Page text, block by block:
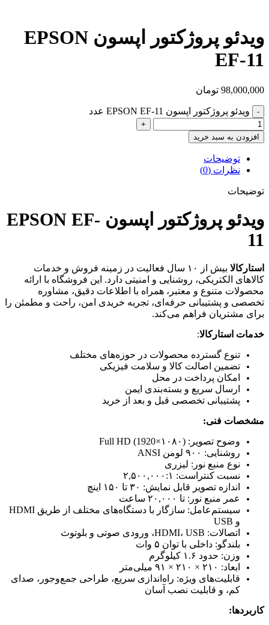
ویدئو پروژکتور اپسون EPSON
EF-11
98,000,000 تومان
ویدئو پروژکتور اپسون EPSON EF-11 عدد
افزودن به سبد خرید
توضیحات
نظرات (0)
توضیحات
ویدئو پروژکتور اپسون EPSON EF-
11
استارکالا
بیش از ۱۰ سال فعالیت در زمینه فروش و خدمات
کالاهای الکتریکی، روشنایی و امنیتی دارد. این فروشگاه با ارائه
محصولات متنوع و معتبر، همراه با اطلاعات دقیق، مشاوره
تخصصی و پشتیبانی حرفه‌ای، تجربه خریدی امن، راحت و مطمئن را
برای مشتریان فراهم می‌کند.
خدمات استارکالا:
تنوع گسترده محصولات در حوزه‌های مختلف
تضمین اصالت کالا و سلامت فیزیکی
امکان پرداخت در محل
ارسال سریع و بسته‌بندی ایمن
پشتیبانی تخصصی قبل و بعد از خرید
مشخصات فنی:
وضوح تصویر: Full HD (1920×۱۰۸۰)
روشنایی: ۹۰۰ لومن ANSI
نوع منبع نور: لیزری
نسبت کنتراست: ۲,۵۰۰,۰۰۰:۱
اندازه تصویر قابل نمایش: ۳۰ تا ۱۵۰ اینچ
عمر منبع نور: تا ۲۰,۰۰۰ ساعت
سیستم‌عامل: سازگار با دستگاه‌های مختلف از طریق HDMI
و USB
اتصالات: HDMI، USB، ورودی صوتی و بلوتوث
بلندگو: داخلی با توان ۵ وات
وزن: حدود ۱.۶ کیلوگرم
ابعاد: ۲۱۰ × ۲۱۰ × ۹۱ میلی‌متر
قابلیت‌های ویژه: راه‌اندازی سریع، طراحی جمع‌وجور، صدای
کم، و قابلیت نصب آسان
کاربردها: